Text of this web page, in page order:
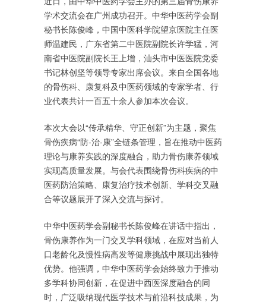
学术交流会在广州成功召开。中华中医药学会副
秘书长陈俊峰，中国中医科学院望京医院主任医
师温建民，广东省第二中医院副院长许学猛，河
南省中医院副院长王上增，汕头市中医医院党委
书记林创坚等领导专家出席会议。来自全国各地
的骨伤科、康复科及中医药领域的专家学者、行
业代表共计一百五十余人参加本次会议。
本次大会以“传承精华、守正创新”为主题，聚焦
骨伤疾病“防-治-康”全链条管理，旨在推动中医药
理论与康养实践的深度融合，助力骨伤康养领域
实现高质量发展。与会代表围绕骨伤科疾病的中
医药防治策略、康复治疗技术创新、学科交叉融
合等议题展开了深入交流与探讨。
中华中医药学会副秘书长陈俊峰在讲话中指出，
骨伤康养作为一门交叉学科领域，在应对当前人
口老龄化及慢性病高发等健康挑战中展现出独特
优势。他强调，中华中医药学会始终致力于推动
多学科协同创新，在促进中西医深度融合的同
时，广泛吸纳现代医学技术与前沿科技成果，为